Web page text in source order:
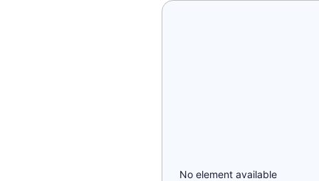
No element available